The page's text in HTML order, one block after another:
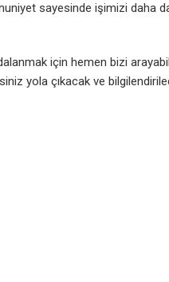
sayesinde işimizi daha
için hemen bizi
yola çıkacak ve